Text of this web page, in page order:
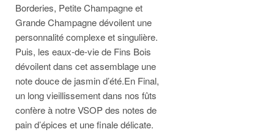
Borderies, Petite Champagne et
Grande Champagne dévoilent une
personnalité complexe et singulière.
Puis, les eaux-de-vie de Fins Bois
dévoilent dans cet assemblage une
note douce de jasmin d’été.En Final,
un long vieillissement dans nos fûts
confère à notre VSOP des notes de
pain d’épices et une finale délicate.